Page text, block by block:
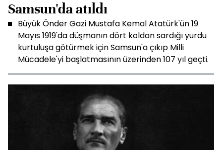
Samsun'da atıldı
Büyük Önder Gazi Mustafa Kemal Atatürk'ün 19
Mayıs 1919'da düşmanın dört koldan sardığı yurdu
kurtuluşa götürmek için Samsun'a çıkıp Milli
Mücadele'yi başlatmasının üzerinden 107 yıl geçti.